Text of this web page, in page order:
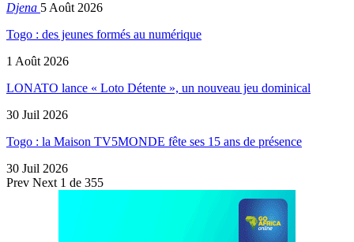
Djena 5 Août 2026
Togo : des jeunes formés au numérique
1 Août 2026
LONATO lance « Loto Détente », un nouveau jeu dominical
30 Juil 2026
Togo : la Maison TV5MONDE fête ses 15 ans de présence
30 Juil 2026
Prev Next 1 de 355